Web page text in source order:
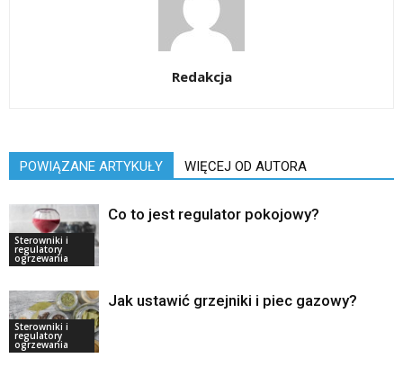
Redakcja
POWIĄZANE ARTYKUŁY WIĘCEJ OD AUTORA
Sterowniki i
regulatory
ogrzewania
Co to jest regulator pokojowy?
Sterowniki i
regulatory
ogrzewania
Jak ustawić grzejniki i piec gazowy?